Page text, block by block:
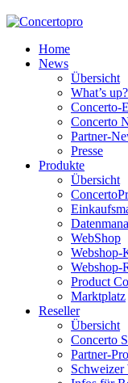
Home
News
Übersicht
What’s up?
Concerto-
Concerto
Partner-
Presse
Produkte
Übersicht
WebShop
Webshop-
Webshop-
Product
Marktplatz
Reseller
Übersicht
Concerto
Partner-
Schweizer